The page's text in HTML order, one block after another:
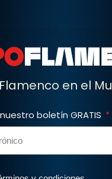
en el
boletín GRATIS